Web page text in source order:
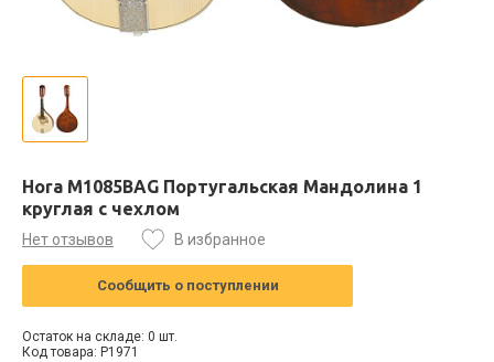
Hora M1085BAG Португальская Мандолина 1
круглая с чехлом
Нет отзывов В избранное
Сообщить о поступлении
Остаток на складе: 0 шт.
Код товара: P1971